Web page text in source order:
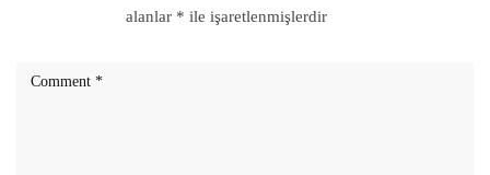
alanlar * ile işaretlenmişlerdir